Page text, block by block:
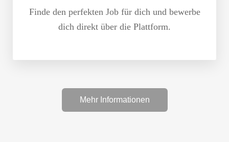
Finde den perfekten Job für dich und bewerbe
dich direkt über die Plattform.
Mehr Informationen